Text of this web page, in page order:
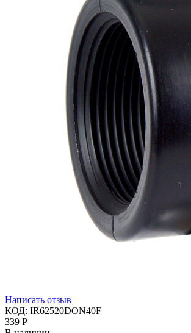
Написать отзыв
КОД: IR62520DON40F
‍339‍ Р